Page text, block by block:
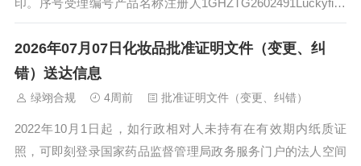
印。序号受理编号产品名称注册人1GHZTG2602491Luckyfine
美白水晶防晒...
2026年07月07日化妆品批准证明文件（变更、纠
错）送达信息
绿翊合规 4周前 批准证明文件（变更、纠错）
2022年10月1日起，如行政相对人未持有在有效期内纸质证
照，可即刻登录国家药品监督管理局政务服务门户的法人空间